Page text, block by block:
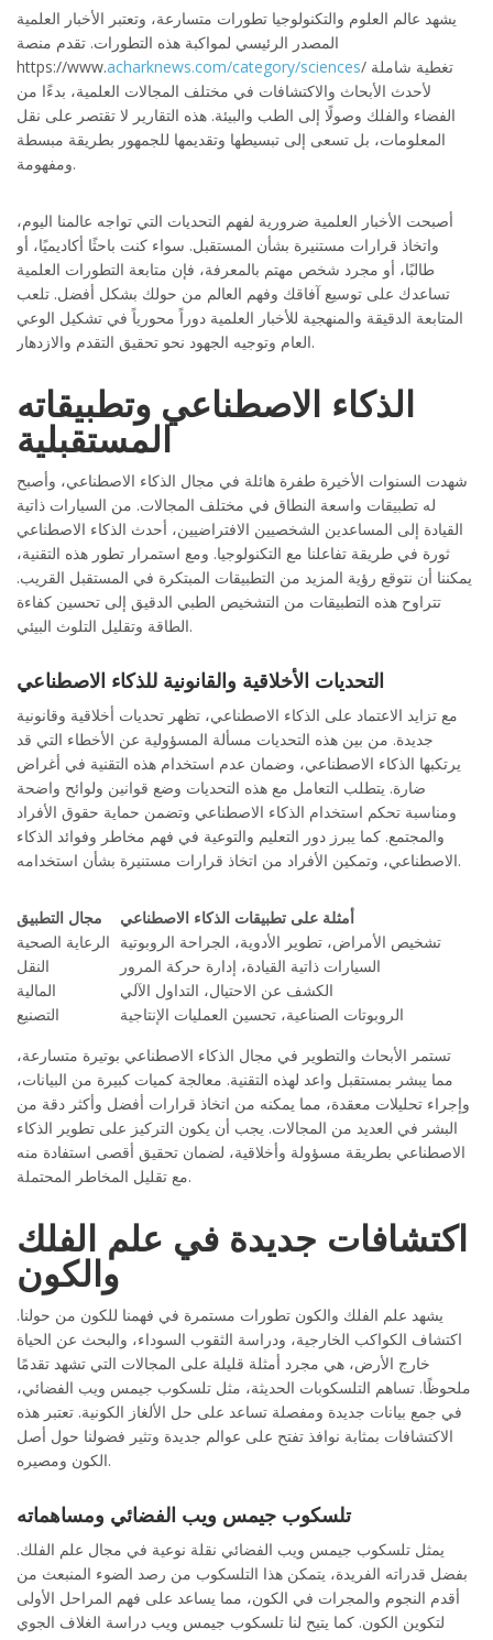
يشهد عالم العلوم والتكنولوجيا تطورات متسارعة، وتعتبر الأخبار العلمية
المصدر الرئيسي لمواكبة هذه التطورات. تقدم منصة
https://www.acharknews.com/category/sciences/ تغطية شاملة
لأحدث الأبحاث والاكتشافات في مختلف المجالات العلمية، بدءًا من
الفضاء والفلك وصولًا إلى الطب والبيئة. هذه التقارير لا تقتصر على نقل
المعلومات، بل تسعى إلى تبسيطها وتقديمها للجمهور بطريقة مبسطة
ومفهومة.
أصبحت الأخبار العلمية ضرورية لفهم التحديات التي تواجه عالمنا اليوم،
واتخاذ قرارات مستنيرة بشأن المستقبل. سواء كنت باحثًا أكاديميًا، أو
طالبًا، أو مجرد شخص مهتم بالمعرفة، فإن متابعة التطورات العلمية
تساعدك على توسيع آفاقك وفهم العالم من حولك بشكل أفضل. تلعب
المتابعة الدقيقة والمنهجية للأخبار العلمية دوراً محورياً في تشكيل الوعي
العام وتوجيه الجهود نحو تحقيق التقدم والازدهار.
الذكاء الاصطناعي وتطبيقاته
المستقبلية
شهدت السنوات الأخيرة طفرة هائلة في مجال الذكاء الاصطناعي، وأصبح
له تطبيقات واسعة النطاق في مختلف المجالات. من السيارات ذاتية
القيادة إلى المساعدين الشخصيين الافتراضيين، أحدث الذكاء الاصطناعي
ثورة في طريقة تفاعلنا مع التكنولوجيا. ومع استمرار تطور هذه التقنية،
يمكننا أن نتوقع رؤية المزيد من التطبيقات المبتكرة في المستقبل القريب.
تتراوح هذه التطبيقات من التشخيص الطبي الدقيق إلى تحسين كفاءة
الطاقة وتقليل التلوث البيئي.
التحديات الأخلاقية والقانونية للذكاء الاصطناعي
مع تزايد الاعتماد على الذكاء الاصطناعي، تظهر تحديات أخلاقية وقانونية
جديدة. من بين هذه التحديات مسألة المسؤولية عن الأخطاء التي قد
يرتكبها الذكاء الاصطناعي، وضمان عدم استخدام هذه التقنية في أغراض
ضارة. يتطلب التعامل مع هذه التحديات وضع قوانين ولوائح واضحة
ومناسبة تحكم استخدام الذكاء الاصطناعي وتضمن حماية حقوق الأفراد
والمجتمع. كما يبرز دور التعليم والتوعية في فهم مخاطر وفوائد الذكاء
الاصطناعي، وتمكين الأفراد من اتخاذ قرارات مستنيرة بشأن استخدامه.
مجال التطبيق
أمثلة على تطبيقات الذكاء الاصطناعي
الرعاية الصحية تشخيص الأمراض، تطوير الأدوية، الجراحة الروبوتية
النقل
السيارات ذاتية القيادة، إدارة حركة المرور
المالية
الكشف عن الاحتيال، التداول الآلي
التصنيع
الروبوتات الصناعية، تحسين العمليات الإنتاجية
تستمر الأبحاث والتطوير في مجال الذكاء الاصطناعي بوتيرة متسارعة،
مما يبشر بمستقبل واعد لهذه التقنية. معالجة كميات كبيرة من البيانات،
وإجراء تحليلات معقدة، مما يمكنه من اتخاذ قرارات أفضل وأكثر دقة من
البشر في العديد من المجالات. يجب أن يكون التركيز على تطوير الذكاء
الاصطناعي بطريقة مسؤولة وأخلاقية، لضمان تحقيق أقصى استفادة منه
مع تقليل المخاطر المحتملة.
اكتشافات جديدة في علم الفلك
والكون
يشهد علم الفلك والكون تطورات مستمرة في فهمنا للكون من حولنا.
اكتشاف الكواكب الخارجية، ودراسة الثقوب السوداء، والبحث عن الحياة
خارج الأرض، هي مجرد أمثلة قليلة على المجالات التي تشهد تقدمًا
ملحوظًا. تساهم التلسكوبات الحديثة، مثل تلسكوب جيمس ويب الفضائي،
في جمع بيانات جديدة ومفصلة تساعد على حل الألغاز الكونية. تعتبر هذه
الاكتشافات بمثابة نوافذ تفتح على عوالم جديدة وتثير فضولنا حول أصل
الكون ومصيره.
تلسكوب جيمس ويب الفضائي ومساهماته
يمثل تلسكوب جيمس ويب الفضائي نقلة نوعية في مجال علم الفلك.
بفضل قدراته الفريدة، يتمكن هذا التلسكوب من رصد الضوء المنبعث من
أقدم النجوم والمجرات في الكون، مما يساعد على فهم المراحل الأولى
لتكوين الكون. كما يتيح لنا تلسكوب جيمس ويب دراسة الغلاف الجوي